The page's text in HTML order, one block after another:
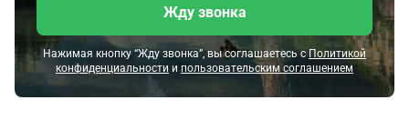
Жду звонка
Нажимая кнопку “Жду звонка”, вы соглашаетесь с Политикой
конфиденциальности и пользовательским соглашением